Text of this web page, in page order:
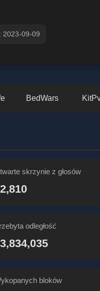
2023-09-09
BedWars
skrzynie z głosów
odległość
bloków